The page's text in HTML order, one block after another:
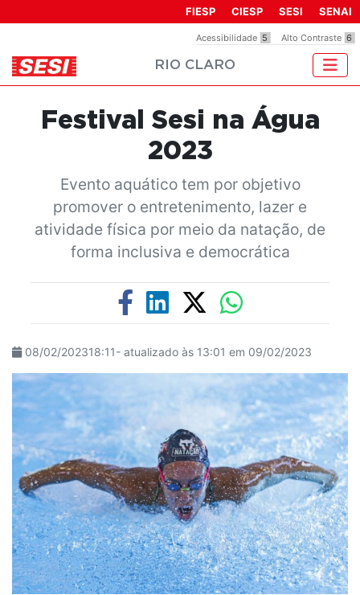
inclui
um
sistema
Acessibilidade 5 Alto Contraste 6
FIESP CIESP SESI SENAI
RIO CLARO
Festival Sesi na Água
2023
Evento aquático tem por objetivo
promover o entretenimento, lazer e
atividade física por meio da natação, de
forma inclusiva e democrática
08/02/202318:11- atualizado às 13:01 em 09/02/2023